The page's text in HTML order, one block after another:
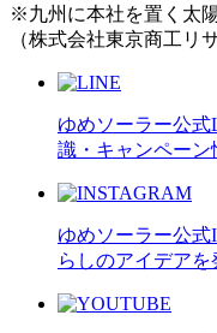
※九州に本社を置く太
（株式会社東京商工リ
ゆめソーラー公式
識・キャンペーン
ゆめソーラー公式
らしのアイデアを